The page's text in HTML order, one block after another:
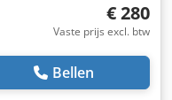
€ 280
Vaste prijs excl. btw
Bellen